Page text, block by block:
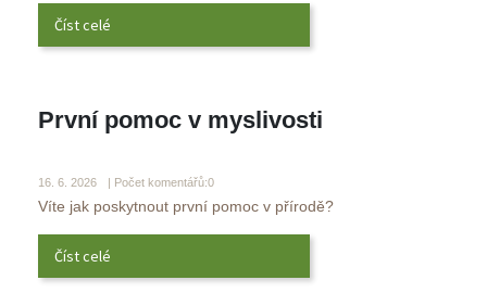
Číst celé
První pomoc v myslivosti
16. 6. 2026 | Počet komentářů:0
Víte jak poskytnout první pomoc v přírodě?
Číst celé